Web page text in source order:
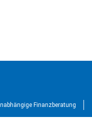
Finanzberatung